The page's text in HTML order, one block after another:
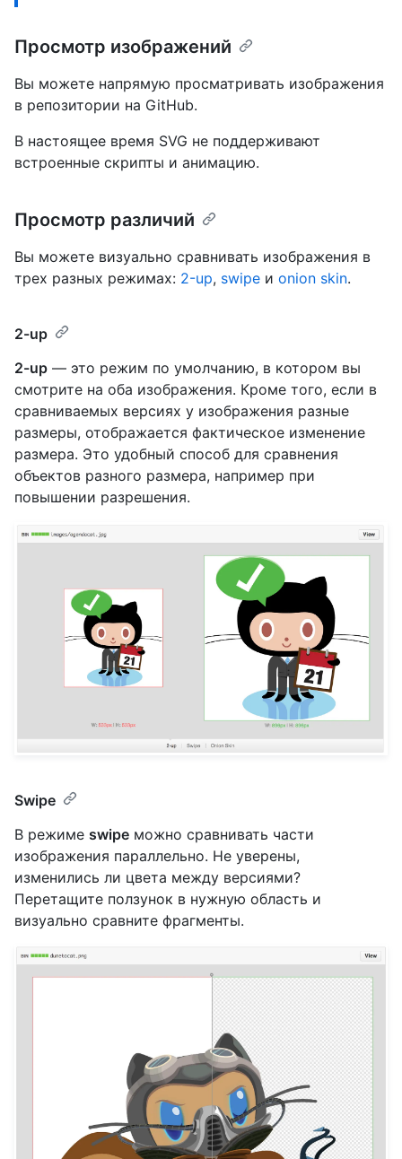
Просмотр изображений
Вы можете напрямую просматривать изображения
в репозитории на GitHub.
В настоящее время SVG не поддерживают
встроенные скрипты и анимацию.
Просмотр различий
Вы можете визуально сравнивать изображения в
трех разных режимах: 2-up, swipe и onion skin.
2-up
2-up — это режим по умолчанию, в котором вы
смотрите на оба изображения. Кроме того, если в
сравниваемых версиях у изображения разные
размеры, отображается фактическое изменение
размера. Это удобный способ для сравнения
объектов разного размера, например при
повышении разрешения.
Swipe
В режиме swipe можно сравнивать части
изображения параллельно. Не уверены,
изменились ли цвета между версиями?
Перетащите ползунок в нужную область и
визуально сравните фрагменты.